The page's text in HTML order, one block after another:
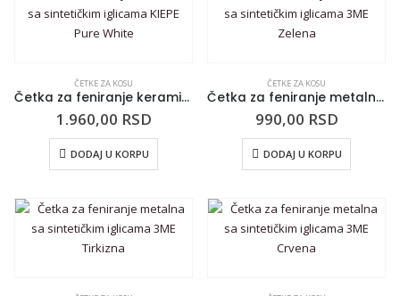
ČETKE ZA KOSU
Četka za feniranje keramička sa sintetičkim iglicama KIEPE Pure White
1.960,00 RSD
DODAJ U KORPU
ČETKE ZA KOSU
Četka za feniranje metalna sa sintetičkim iglicama 3ME Zelena
990,00 RSD
DODAJ U KORPU